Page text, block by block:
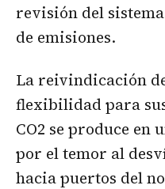
revisión del
de emisiones.
La reivindicación
flexibilidad para
CO2 se produce en
por el temor al
hacia puertos del